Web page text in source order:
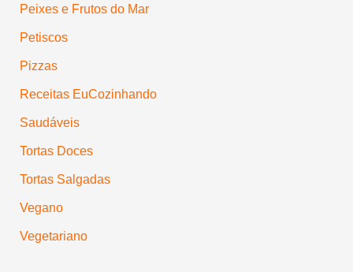
Peixes e Frutos do Mar
Petiscos
Pizzas
Receitas EuCozinhando
Saudáveis
Tortas Doces
Tortas Salgadas
Vegano
Vegetariano